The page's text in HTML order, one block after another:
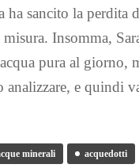
ha sancito la
Insomma,
pura al giorno,
e quindi
minerali acquedotti